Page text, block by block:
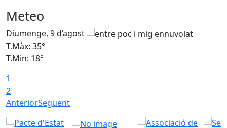
Meteo
Diumenge, 9 d’agost
T.Màx: 35°
T.Min: 18°
1
2
AnteriorSegüent